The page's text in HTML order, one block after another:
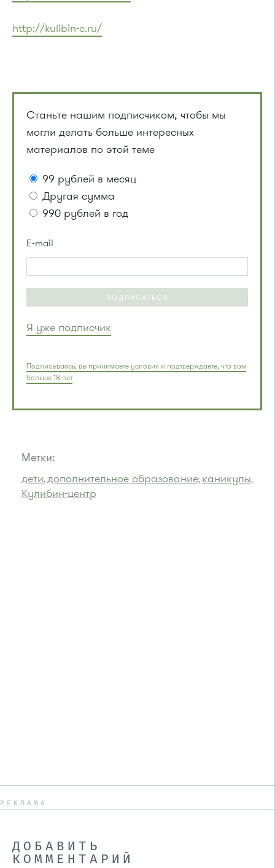
http://kulibin-c.ru/
Станьте нашим подписчиком, чтобы мы
могли делать больше интересных
материалов по этой теме
99 рублей в месяц
Другая сумма
990 рублей в год
E-mail
ПОДПИСАТЬСЯ
Я уже подписчик
Подписываясь, вы принимаете условия и подтверждаете, что вам
больше 18 лет
Метки:
дети,дополнительное образование, каникулы,
Кулибин-центр
РЕКЛАМА
ДОБАВИТЬ
КОММЕНТАРИЙ